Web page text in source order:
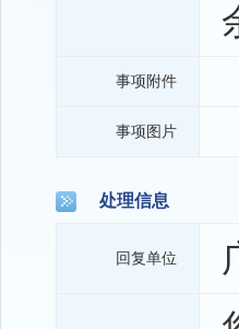
事项附件
事项图片
处理信息
回复单位